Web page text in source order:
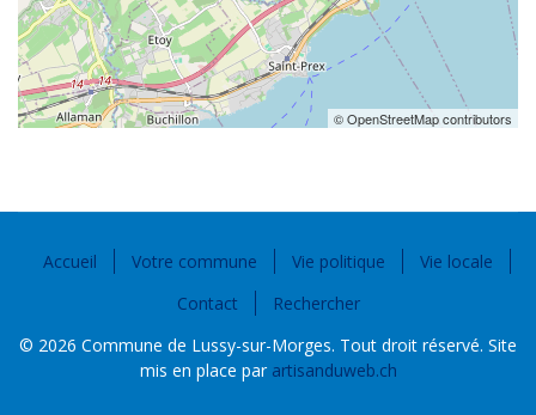
© OpenStreetMap contributors
Accueil Votre commune Vie politique
Vie locale
Contact
Rechercher
© 2026 Commune de Lussy-sur-Morges. Tout droit réservé. Site
mis en place par artisanduweb.ch